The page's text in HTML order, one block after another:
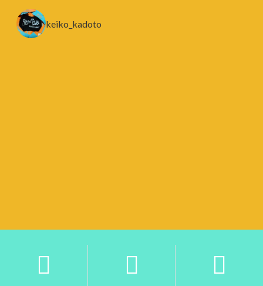
keiko_kadoto
Copyright (C) 2019
Sowelu.keiko.kadoto｜アートに生き、着る。人
  